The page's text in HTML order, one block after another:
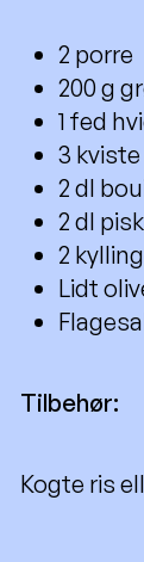
2 porre
200 g
1 fed
3
2 dl
2 dl
2
Lidt
Tilbehør:
Kogte ris